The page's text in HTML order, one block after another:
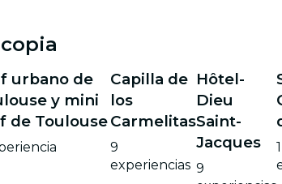
urbano de
y mini
de Toulouse
Capilla de
los
Carmelitas
9
experiencias
Hôtel-
Dieu
Saint-
Jacques
9
1